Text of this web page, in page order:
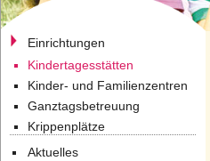
Einrichtungen
Kindertagesstätten
Kinder- und Familienzentren
Ganztagsbetreuung
Krippenplätze
Aktuelles